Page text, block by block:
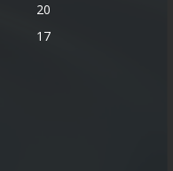
20
17